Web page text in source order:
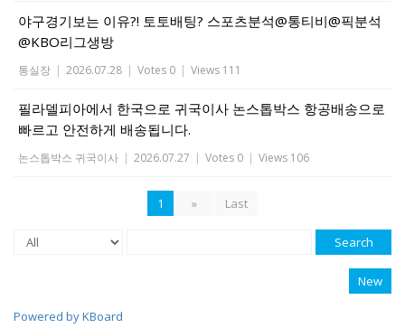
야구경기보는 이유?! 토토배팅? 스포츠분석@통티비@픽분석
@KBO리그생방
통실장 | 2026.07.28 | Votes 0 | Views 111
필라델피아에서 한국으로 귀국이사 논스톱박스 항공배송으로
빠르고 안전하게 배송됩니다.
논스톱박스 귀국이사 | 2026.07.27 | Votes 0 | Views 106
1 » Last
Search
New
Powered by KBoard